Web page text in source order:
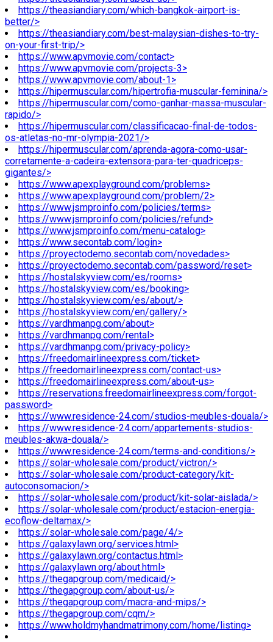
https://theasiandiary.com/which-bangkok-airport-is-
better/>
https://theasiandiary.com/best-malaysian-dishes-to-try-
on-your-first-trip/>
https://www.apvmovie.com/contact>
https://www.apvmovie.com/projects-3>
https://www.apvmovie.com/about-1>
https://hipermuscular.com/hipertrofia-muscular-feminina/>
https://hipermuscular.com/como-ganhar-massa-muscular-
rapido/>
https://hipermuscular.com/classificacao-final-de-todos-
os-atletas-no-mr-olympia-2021/>
https://hipermuscular.com/aprenda-agora-como-usar-
corretamente-a-cadeira-extensora-para-ter-quadriceps-
gigantes/>
https://www.apexplayground.com/problems>
https://www.apexplayground.com/problem/2>
https://www.jsmproinfo.com/policies/terms>
https://www.jsmproinfo.com/policies/refund>
https://www.jsmproinfo.com/menu-catalog>
https://www.secontab.com/login>
https://proyectodemo.secontab.com/novedades>
https://proyectodemo.secontab.com/password/reset>
https://hostalskyview.com/es/rooms>
https://hostalskyview.com/es/booking>
https://hostalskyview.com/es/about/>
https://hostalskyview.com/en/gallery/>
https://vardhmanpg.com/about>
https://vardhmanpg.com/rental>
https://vardhmanpg.com/privacy-policy>
https://freedomairlineexpress.com/ticket>
https://freedomairlineexpress.com/contact-us>
https://freedomairlineexpress.com/about-us>
https://reservations.freedomairlineexpress.com/forgot-
password>
https://www.residence-24.com/studios-meubles-douala/>
https://www.residence-24.com/appartements-studios-
meubles-akwa-douala/>
https://www.residence-24.com/terms-and-conditions/>
https://solar-wholesale.com/product/victron/>
https://solar-wholesale.com/product-category/kit-
autoconsomacion/>
https://solar-wholesale.com/product/kit-solar-aislada/>
https://solar-wholesale.com/product/estacion-energia-
ecoflow-deltamax/>
https://solar-wholesale.com/page/4/>
https://galaxylawn.org/services.html>
https://galaxylawn.org/contactus.html>
https://galaxylawn.org/about.html>
https://thegapgroup.com/medicaid/>
https://thegapgroup.com/about-us/>
https://thegapgroup.com/macra-and-mips/>
https://thegapgroup.com/cqm/>
https://www.holdmyhandmatrimony.com/home/listing>